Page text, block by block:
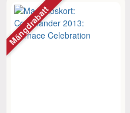
Mängdrabatt